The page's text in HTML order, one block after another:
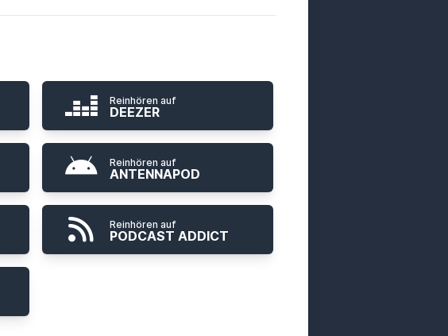
Reinhören auf
DEEZER
Reinhören auf
ANTENNAPOD
Reinhören auf
PODCAST ADDICT